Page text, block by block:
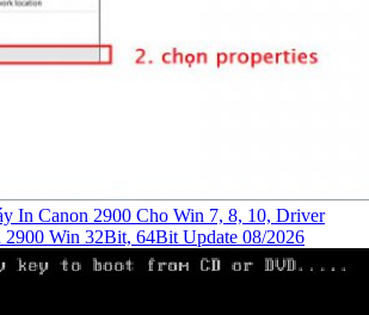
In Canon 2900 Cho Win 7, 8, 10, Driver
Win 32Bit, 64Bit Update 08/2026